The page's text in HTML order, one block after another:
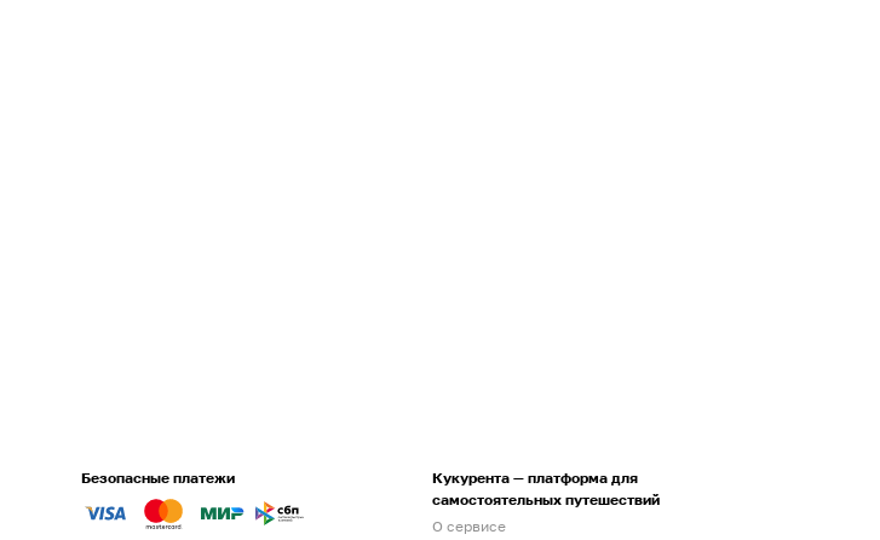
Безопасные платежи
Кукурента — платформа для
самостоятельных путешествий
О сервисе